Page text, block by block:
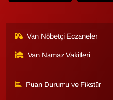
Van Nöbetçi Eczaneler
Van Namaz Vakitleri
Puan Durumu ve Fikstür